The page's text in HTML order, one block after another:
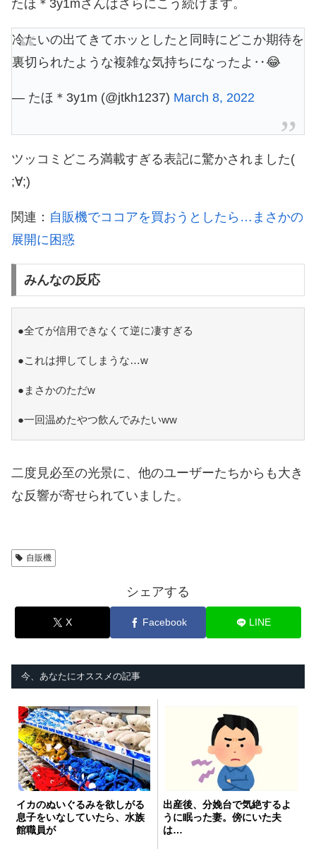
たほ＊3y1mさんはさらにこう続けます。
冷たいの出てきてホッとしたと同時にどこか期待を
裏切られたような複雑な気持ちになったよ‥😂
— たほ＊3y1m (@jtkh1237) March 8, 2022
ツッコミどころ満載すぎる表記に驚かされました(
;∀;)
関連： 自販機でココアを買おうとしたら…まさかの
展開に困惑
みんなの反応
●全てが信用できなくて逆に凄すぎる
●これは押してしまうな…w
●まさかのただw
●一回温めたやつ飲んでみたいww
二度見必至の光景に、他のユーザーたちからも大き
な反響が寄せられていました。
自販機
シェアする
X Facebook LINE
今、あなたにオススメの記事
イカのぬいぐるみを欲しがる
息子をいなしていたら、水族
館職員が
出産後、分娩台で気絶するよ
うに眠った妻。傍にいた夫
は…